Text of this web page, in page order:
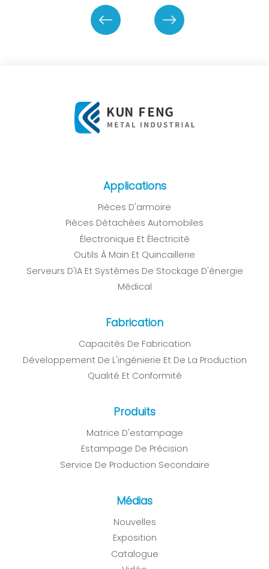
Applications
Pièces D'armoire
Pièces Détachées Automobiles
Électronique Et Électricité
Outils À Main Et Quincaillerie
Serveurs D'IA Et Systèmes De Stockage D'énergie
Médical
Fabrication
Capacités De Fabrication
Développement De L'ingénierie Et De La Production
Qualité Et Conformité
Produits
Matrice D'estampage
Estampage De Précision
Service De Production Secondaire
Médias
Nouvelles
Exposition
Catalogue